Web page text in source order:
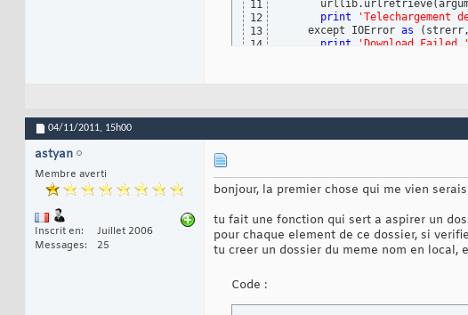
11
12
13
14
21
24
25
27
28
29
32
      urllib.urlretrieve
(
print
'Telechargement
    except IOError
as (
print
'Download Failed '
parser.add_argument('url',
requete = urllib2.Request(
variable =  re.findall ('\<a
firstSub = download
variable
print
04/11/2011, 15h00
astyan
Membre averti
Inscrit en
Juillet 2006
Messages
25
bonjour, la premier chose qui me vien
tu fait une fonction qui sert a aspirer un
pour chaque element de ce dossier, si
tu creer un dossier du meme nom en local,
Code :